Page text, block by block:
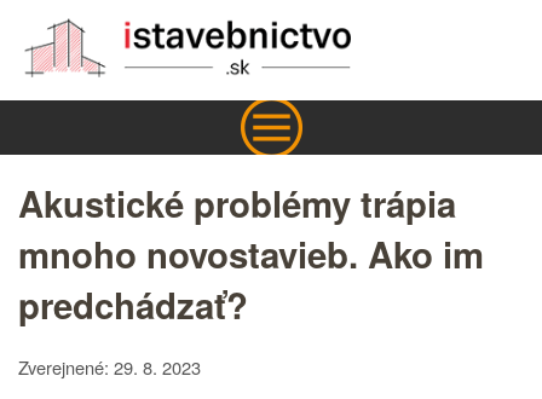
Akustické problémy trápia
mnoho novostavieb. Ako im
predchádzať?
Zverejnené: 29. 8. 2023